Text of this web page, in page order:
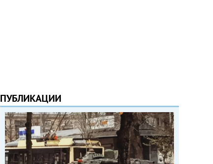
ПУБЛИКАЦИИ